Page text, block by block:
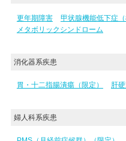
更年期障害 甲状腺機能低下症（
メタボリックシンドローム
消化器系疾患
胃・十二指腸潰瘍（限定） 肝
婦人科系疾患